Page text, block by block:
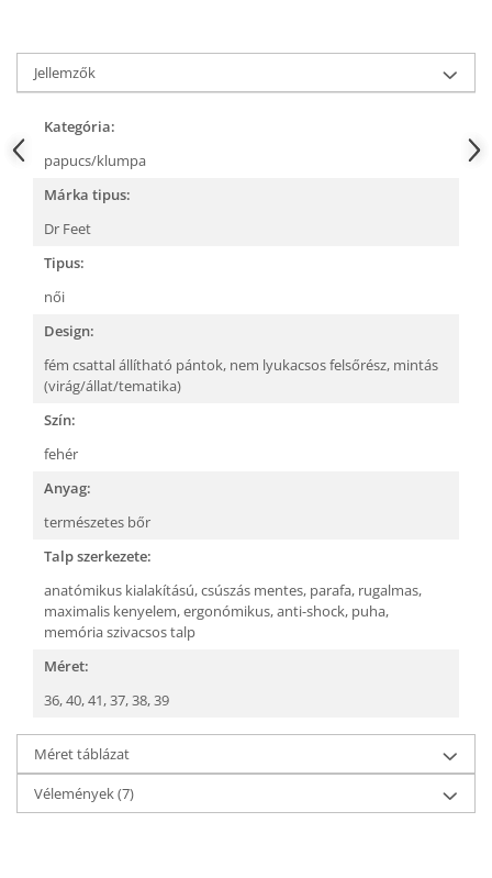
Jellemzők
Kategória:
papucs/klumpa
Márka tipus:
Dr Feet
Tipus:
női
Design:
fém csattal állítható pántok, nem lyukacsos felsőrész, mintás
(virág/állat/tematika)
Szín:
fehér
Anyag:
természetes bőr
Talp szerkezete:
anatómikus kialakítású,csúszás mentes, parafa, rugalmas,
maximalis kenyelem,ergonómikus,anti-shock, puha,
memória szivacsos talp
Méret:
36,40,41,37,38,39
Méret táblázat
Vélemények(7)